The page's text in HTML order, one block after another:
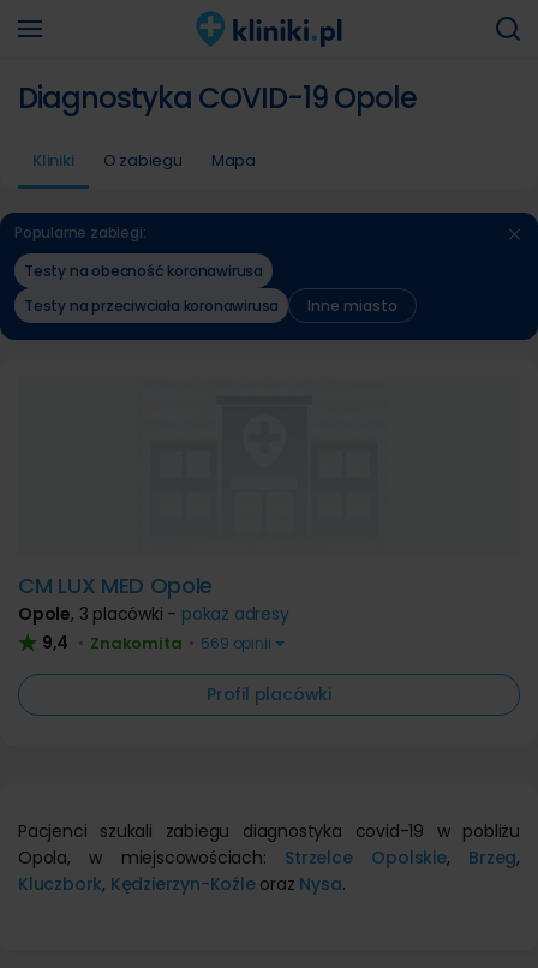
Diagnostyka COVID-19 Opole
Kliniki O zabiegu Mapa
Popularne zabiegi:
Testy na obecność koronawirusa
Testy na przeciwciała koronawirusa
Inne miasto
CM LUX MED Opole
Opole, 3 placówki - pokaż adresy
9,4 • Znakomita • 569 opinii
Profil placówki
Pacjenci szukali zabiegu diagnostyka covid-19 w pobliżu
Opola, w miejscowościach: Strzelce Opolskie, Brzeg,
Kluczbork, Kędzierzyn-Koźleoraz Nysa.